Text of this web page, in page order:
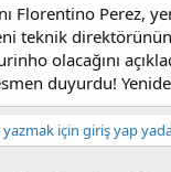
Florentino Perez,
teknik
olacağını
duyurdu!
yazmak için giriş yap